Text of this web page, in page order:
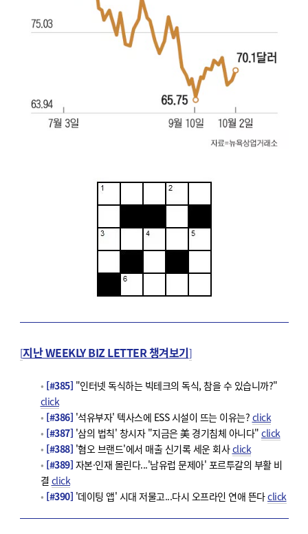
[지난 WEEKLY BIZ LETTER 챙겨보기]
[#385] "인터넷 독식하는 빅테크의 독식, 참을 수 있습니까?"
click
[#386] '석유부자' 텍사스에 ESS 시설이 뜨는 이유는? click
[#387] '삼의 법칙' 창시자 "지금은 美 경기침체 아니다" click
[#388] '혐오 브랜드'에서 매출 신기록 세운 회사click
[#389] 자본·인재 몰린다...'남유럽 문제아' 포르투갈의 부활 비
결 click
[#390] '데이팅 앱' 시대 저물고...다시 오프라인 연애 뜬다click